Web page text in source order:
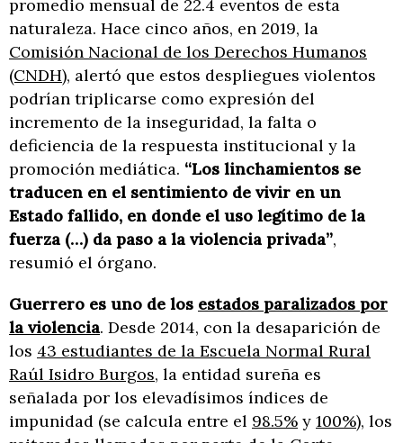
promedio mensual de 22.4 eventos de esta
naturaleza. Hace cinco años, en 2019, la
Comisión Nacional de los Derechos Humanos
(CNDH), alertó que estos despliegues violentos
podrían triplicarse como expresión del
incremento de la inseguridad, la falta o
deficiencia de la respuesta institucional y la
promoción mediática. “Los linchamientos se
traducen en el sentimiento de vivir en un
Estado fallido, en donde el uso legítimo de la
fuerza (…) da paso a la violencia privada”,
resumió el órgano.
Guerrero es uno de los estados paralizados por
la violencia. Desde 2014, con la desaparición de
los 43 estudiantes de la Escuela Normal Rural
Raúl Isidro Burgos, la entidad sureña es
señalada por los elevadísimos índices de
impunidad (se calcula entre el 98.5% y 100%), los